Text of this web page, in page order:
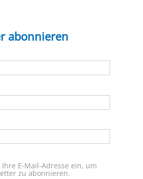
abonnieren
E-Mail-Adresse ein, um
zu abonnieren.